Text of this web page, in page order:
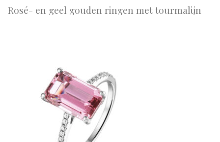
Rosé- en geel gouden ringen met tourmalijn